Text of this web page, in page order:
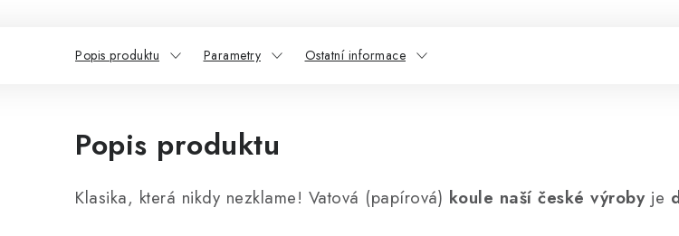
Popis produktu Parametry Ostatní informace
Popis produktu
Klasika, která nikdy nezklame! Vatová (papírová) koule naší české výrobyje